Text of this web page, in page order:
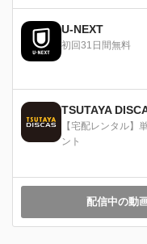
劇が明
U-NEXT
初回31日間無料
TSUTAYA
【宅配レンタル】
ント
配信中の動